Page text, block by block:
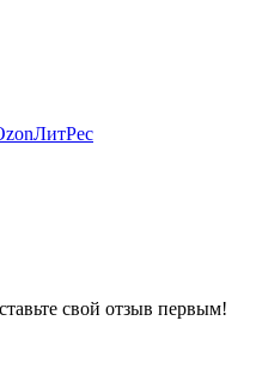
ЛитРес
свой отзыв первым!